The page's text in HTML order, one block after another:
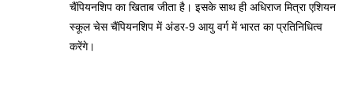
चैंपियनशिप का खिताब जीता है। इसके साथ ही अधिराज मित्रा एशियन
स्कूल चेस चैंपियनशिप में अंडर-9 आयु वर्ग में भारत का प्रतिनिधित्व
करेंगे।